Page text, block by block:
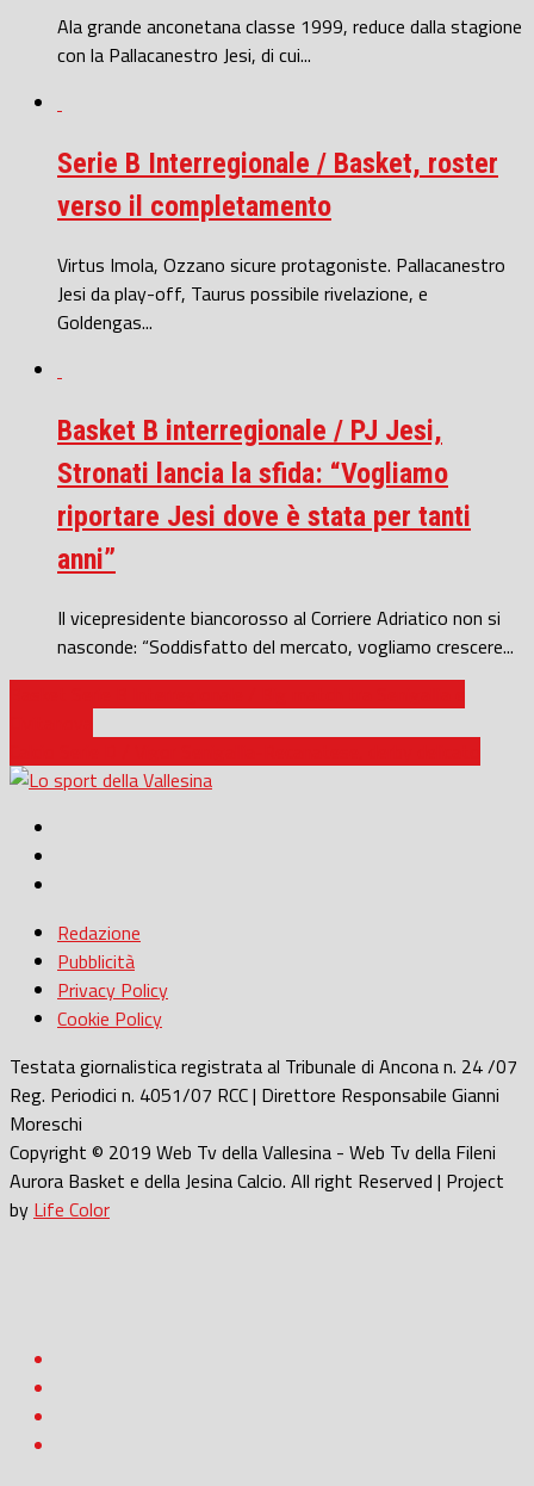
Ala grande anconetana classe 1999, reduce dalla stagione
con la Pallacanestro Jesi, di cui...
Serie B Interregionale / Basket, roster
verso il completamento
Virtus Imola, Ozzano sicure protagoniste. Pallacanestro
Jesi da play-off, Taurus possibile rivelazione, e
Goldengas...
Basket B interregionale / PJ Jesi,
Stronati lancia la sfida: “Vogliamo
riportare Jesi dove è stata per tanti
anni”
Il vicepresidente biancorosso al Corriere Adriatico non si
nasconde: “Soddisfatto del mercato, vogliamo crescere...
Redazione
Pubblicità
Privacy Policy
Cookie Policy
Testata giornalistica registrata al Tribunale di Ancona n. 24 /07
Reg. Periodici n. 4051/07 RCC | Direttore Responsabile Gianni
Moreschi
Copyright © 2019 Web Tv della Vallesina - Web Tv della Fileni
Aurora Basket e della Jesina Calcio. All right Reserved | Project
by Life Color